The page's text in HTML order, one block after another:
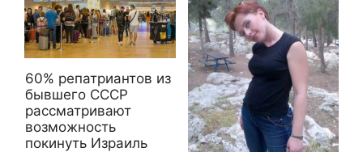
60% репатриантов из
бывшего СССР
рассматривают
возможность
покинуть Израиль